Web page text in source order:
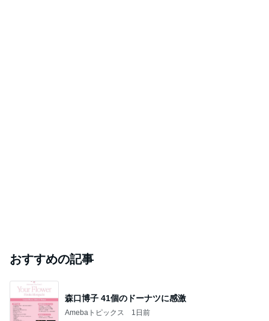
おすすめの記事
森口博子 41個のドーナツに感激
Amebaトピックス 1日前